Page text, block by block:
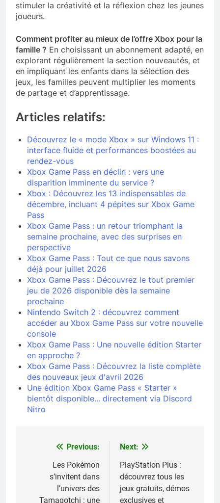
stimuler la créativité et la réflexion chez les jeunes
joueurs.
Comment profiter au mieux de l’offre Xbox pour la
famille ? En choisissant un abonnement adapté, en
explorant régulièrement la section nouveautés, et
en impliquant les enfants dans la sélection des
jeux, les familles peuvent multiplier les moments
de partage et d’apprentissage.
Articles relatifs:
Découvrez le « mode Xbox » sur Windows 11 :
interface fluide et performances boostées au
rendez-vous
Xbox Game Pass en déclin : vers une
disparition imminente du service ?
Xbox : Découvrez les 13 indispensables de
décembre, incluant 4 pépites sur Xbox Game
Pass
Xbox Game Pass : un retour triomphant la
semaine prochaine, avec des surprises en
perspective
Xbox Game Pass : Tout ce que nous savons
déjà pour juillet 2026
Xbox Game Pass : Découvrez le tout premier
jeu de 2026 disponible dès la semaine
prochaine
Nintendo Switch 2 : découvrez comment
accéder au Xbox Game Pass sur votre nouvelle
console
Xbox Game Pass : Une nouvelle édition Starter
en approche ?
Xbox Game Pass : Découvrez la liste complète
des nouveaux jeux d'avril 2026
Une édition Xbox Game Pass « Starter »
bientôt disponible... directement via Discord
Nitro
Navigation
l’article
Previous:
Les Pokémon
s’invitent dans
l’univers des
Tamagotchi : une
Next:
PlayStation Plus :
découvrez tous les
jeux gratuits, démos
exclusives et